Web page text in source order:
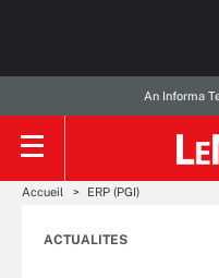
An Informa
Accueil ERP (PGI)
ACTUALITES